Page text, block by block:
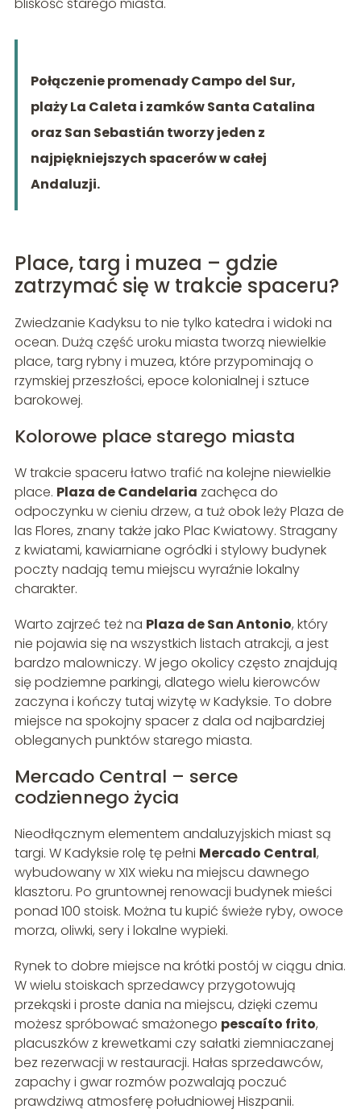
Połączenie promenady Campo del Sur,
plaży La Caleta i zamków Santa Catalina
oraz San Sebastián tworzy jeden z
najpiękniejszych spacerów w całej
Andaluzji.
Place, targ i muzea – gdzie
zatrzymać się w trakcie spaceru?
Zwiedzanie Kadyksu to nie tylko katedra i widoki na
ocean. Dużą część uroku miasta tworzą niewielkie
place, targ rybny i muzea, które przypominają o
rzymskiej przeszłości, epoce kolonialnej i sztuce
barokowej.
Kolorowe place starego miasta
W trakcie spaceru łatwo trafić na kolejne niewielkie
place. Plaza de Candelaria zachęca do
odpoczynku w cieniu drzew, a tuż obok leży Plaza de
las Flores, znany także jako Plac Kwiatowy. Stragany
z kwiatami, kawiarniane ogródki i stylowy budynek
poczty nadają temu miejscu wyraźnie lokalny
charakter.
Warto zajrzeć też na Plaza de San Antonio, który
nie pojawia się na wszystkich listach atrakcji, a jest
bardzo malowniczy. W jego okolicy często znajdują
się podziemne parkingi, dlatego wielu kierowców
zaczyna i kończy tutaj wizytę w Kadyksie. To dobre
miejsce na spokojny spacer z dala od najbardziej
obleganych punktów starego miasta.
Mercado Central – serce
codziennego życia
Nieodłącznym elementem andaluzyjskich miast są
targi. W Kadyksie rolę tę pełni Mercado Central,
wybudowany w XIX wieku na miejscu dawnego
klasztoru. Po gruntownej renowacji budynek mieści
ponad 100 stoisk. Można tu kupić świeże ryby, owoce
morza, oliwki, sery i lokalne wypieki.
Rynek to dobre miejsce na krótki postój w ciągu dnia.
W wielu stoiskach sprzedawcy przygotowują
przekąski i proste dania na miejscu, dzięki czemu
możesz spróbować smażonego pescaíto frito,
placuszków z krewetkami czy sałatki ziemniaczanej
bez rezerwacji w restauracji. Hałas sprzedawców,
zapachy i gwar rozmów pozwalają poczuć
prawdziwą atmosferę południowej Hiszpanii.